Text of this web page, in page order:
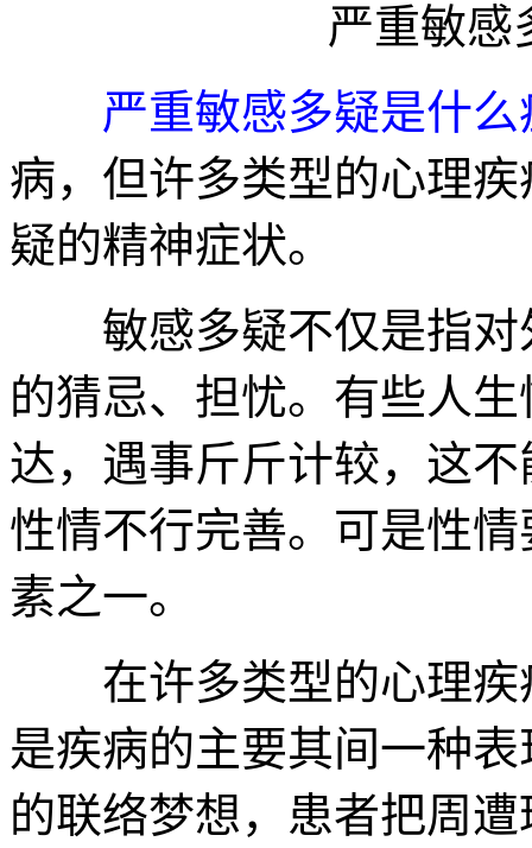
严重敏感
严重敏感多疑是什么
病，但许多类型的心理疾
疑的精神症状。
敏感多疑不仅是指对
的猜忌、担忧。有些人
达，遇事斤斤计较，这
性情不行完善。可是性
素之一。
在许多类型的心理疾
是疾病的主要其间一种
的联络梦想，患者把周